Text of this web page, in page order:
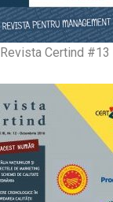
Revista Certind #13